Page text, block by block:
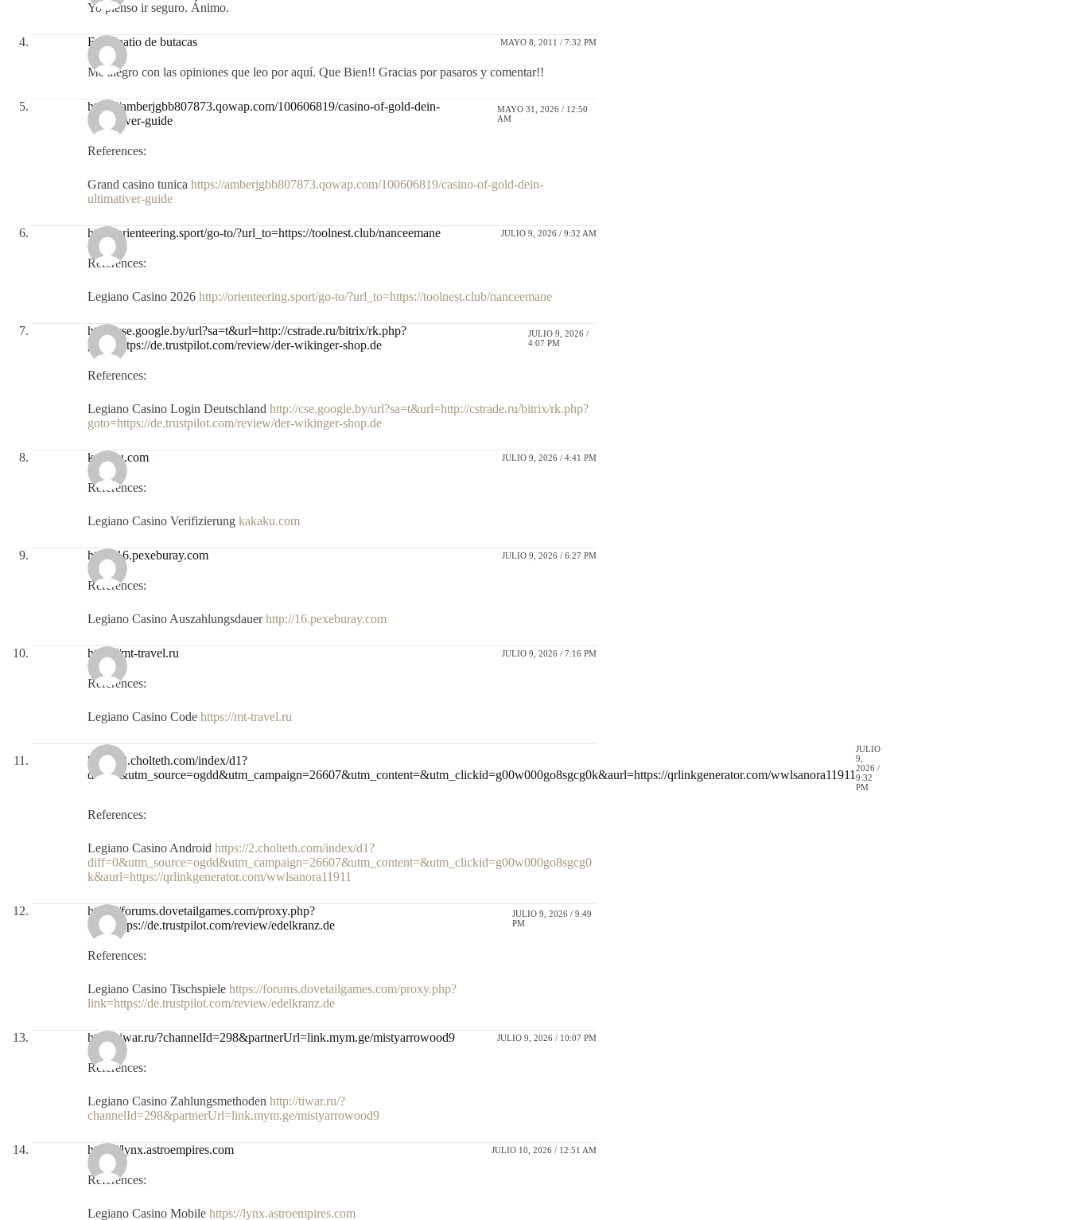
Yo pienso ir seguro. Ánimo.
En el patio de butacas MAYO 8, 2011 / 7:32 PM
Me alegro con las opiniones que leo por aquí. Que Bien!! Gracias por pasaros y comentar!!
https://amberjgbb807873.qowap.com/100606819/casino-of-gold-dein-
ultimativer-guide
MAYO 31, 2026 / 12:50
AM
References:
Grand casino tunica https://amberjgbb807873.qowap.com/100606819/casino-of-gold-dein-
ultimativer-guide
http://orienteering.sport/go-to/?url_to=https://toolnest.club/nanceemane JULIO 9, 2026 / 9:32 AM
References:
Legiano Casino 2026 http://orienteering.sport/go-to/?url_to=https://toolnest.club/nanceemane
http://cse.google.by/url?sa=t&url=http://cstrade.ru/bitrix/rk.php?
goto=https://de.trustpilot.com/review/der-wikinger-shop.de
JULIO 9, 2026 /
4:07 PM
References:
Legiano Casino Login Deutschland http://cse.google.by/url?sa=t&url=http://cstrade.ru/bitrix/rk.php?
goto=https://de.trustpilot.com/review/der-wikinger-shop.de
kakaku.com JULIO 9, 2026 / 4:41 PM
References:
Legiano Casino Verifizierung kakaku.com
http://16.pexeburay.com JULIO 9, 2026 / 6:27 PM
References:
Legiano Casino Auszahlungsdauerhttp://16.pexeburay.com
https://mt-travel.ru JULIO 9, 2026 / 7:16 PM
References:
Legiano Casino Code https://mt-travel.ru
https://2.cholteth.com/index/d1?
diff=0&utm_source=ogdd&utm_campaign=26607&utm_content=&utm_clickid=g00w000go8sgcg0k&aurl=https://qrlinkgenerator.com/wwlsanora11911
JULIO
9,
2026 /
9:32
PM
References:
Legiano Casino Android https://2.cholteth.com/index/d1?
diff=0&utm_source=ogdd&utm_campaign=26607&utm_content=&utm_clickid=g00w000go8sgcg0
k&aurl=https://qrlinkgenerator.com/wwlsanora11911
https://forums.dovetailgames.com/proxy.php?
link=https://de.trustpilot.com/review/edelkranz.de
JULIO 9, 2026 / 9:49
PM
References:
Legiano Casino Tischspiele https://forums.dovetailgames.com/proxy.php?
link=https://de.trustpilot.com/review/edelkranz.de
http://tiwar.ru/?channelId=298&partnerUrl=link.mym.ge/mistyarrowood9 JULIO 9, 2026 / 10:07 PM
References:
Legiano Casino Zahlungsmethoden http://tiwar.ru/?
channelId=298&partnerUrl=link.mym.ge/mistyarrowood9
https://lynx.astroempires.com JULIO 10, 2026 / 12:51 AM
References:
Legiano Casino Mobile https://lynx.astroempires.com